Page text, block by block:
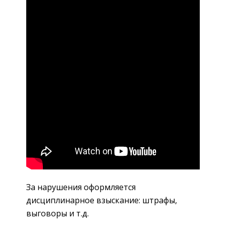
За нарушения оформляется
дисциплинарное взыскание: штрафы,
выговоры и т.д.